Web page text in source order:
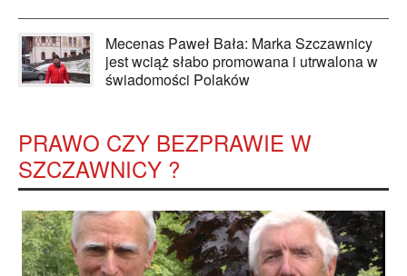
Mecenas Paweł Bała: Marka Szczawnicy
jest wciąż słabo promowana i utrwalona w
świadomości Polaków
PRAWO CZY BEZPRAWIE W
SZCZAWNICY ?